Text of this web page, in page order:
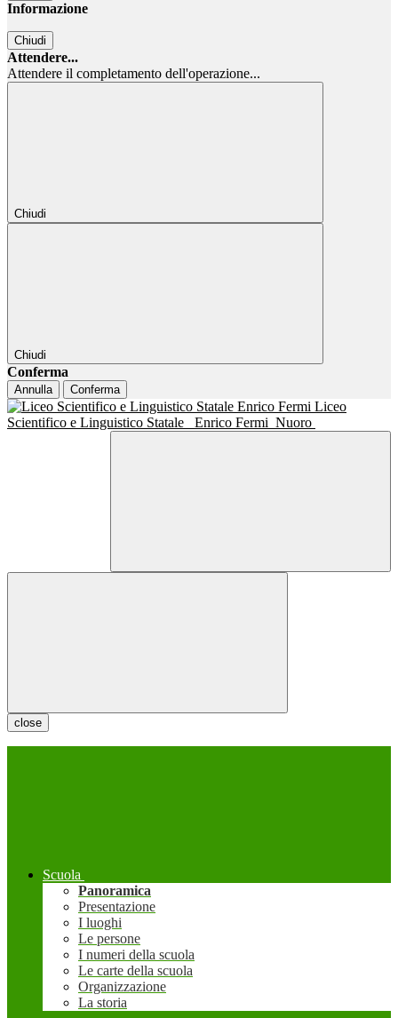
Informazione
Chiudi
Attendere...
Attendere il completamento dell'operazione...
Chiudi
Chiudi
Conferma
Annulla Conferma
Liceo
Scientifico e Linguistico Statale
Enrico Fermi Nuoro
close
Scuola
Panoramica
Presentazione
I luoghi
Le persone
I numeri della scuola
Le carte della scuola
Organizzazione
La storia